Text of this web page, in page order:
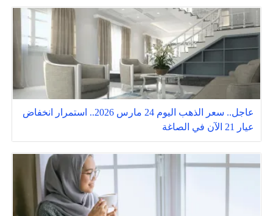
عاجل.. سعر الذهب اليوم 24 مارس 2026.. استمرار انخفاض
عيار 21 الآن في الصاغة